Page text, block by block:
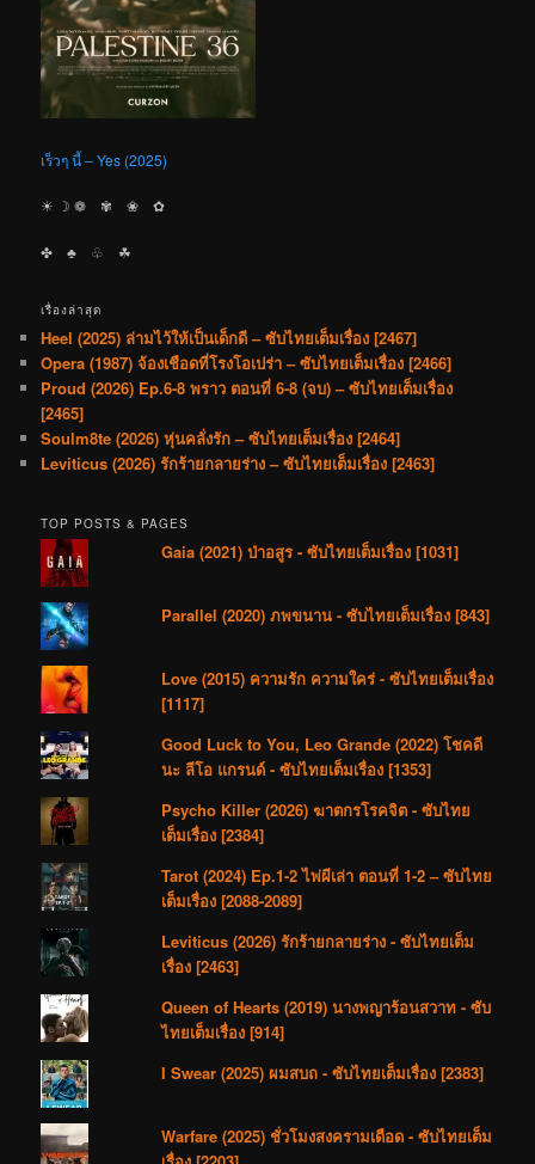
เร็วๆ นี้ – Yes (2025)
☀︎ ☽ ❁ ✾ ❀ ✿
✤ ♣︎ ♧ ☘︎
เรื่องล่าสุด
Heel (2025) ล่ามไว้ให้เป็นเด็กดี – ซับไทยเต็มเรื่อง [2467]
Opera (1987) จ้องเชือดที่โรงโอเปร่า – ซับไทยเต็มเรื่อง [2466]
Proud (2026) Ep.6-8 พราว ตอนที่ 6-8 (จบ) – ซับไทยเต็มเรื่อง
[2465]
Soulm8te (2026) หุ่นคลั่งรัก – ซับไทยเต็มเรื่อง [2464]
Leviticus (2026) รักร้ายกลายร่าง – ซับไทยเต็มเรื่อง [2463]
TOP POSTS & PAGES
Gaia (2021) ป่าอสูร - ซับไทยเต็มเรื่อง [1031]
Parallel (2020) ภพขนาน - ซับไทยเต็มเรื่อง [843]
Love (2015) ความรัก ความใคร่ - ซับไทยเต็มเรื่อง
[1117]
Good Luck to You, Leo Grande (2022) โชคดี
นะ ลีโอ แกรนด์ - ซับไทยเต็มเรื่อง [1353]
Psycho Killer (2026) ฆาตกรโรคจิต - ซับไทย
เต็มเรื่อง [2384]
Tarot (2024) Ep.1-2 ไพ่ผีเล่า ตอนที่ 1-2 – ซับไทย
เต็มเรื่อง [2088-2089]
Leviticus (2026) รักร้ายกลายร่าง - ซับไทยเต็ม
เรื่อง [2463]
Queen of Hearts (2019) นางพญาร้อนสวาท - ซับ
ไทยเต็มเรื่อง [914]
I Swear (2025) ผมสบถ - ซับไทยเต็มเรื่อง [2383]
Warfare (2025) ชั่วโมงสงครามเดือด - ซับไทยเต็ม